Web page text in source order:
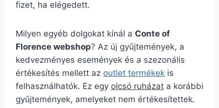
fizet, ha elégedett.
Milyen egyéb dolgokat kínál a Conte of
Florence webshop? Az új gyűjtemények, a
kedvezményes események és a szezonális
értékesítés mellett az outlet termékek is
felhasználhatók. Ez egy olcsó ruházat a korábbi
gyűjtemények, amelyeket nem értékesítettek.